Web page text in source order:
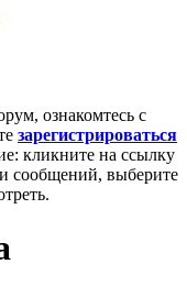
ознакомтесь с
зарегистрироваться
кликните на ссылку
сообщений, выберите